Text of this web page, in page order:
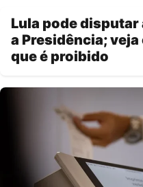
Lula pode disputar
a Presidência; veja
que é proibido